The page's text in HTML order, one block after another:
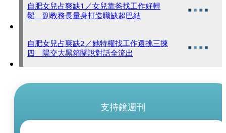
自肥女兒占爽缺1／女兒靠爸找工作好輕
鬆 副教務長量身打造職缺超巴結
自肥女兒占爽缺2／她特權找工作還挑三揀
四 陽交大黑箱關說對話全流出
支持鏡週刊